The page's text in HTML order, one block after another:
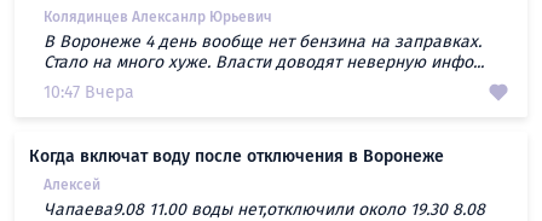
Колядинцев Алексанлр Юрьевич
В Воронеже 4 день вообще нет бензина на заправках.
Стало на много хуже. Власти доводят неверную инфо...
10:47 Вчера
Когда включат воду после отключения в Воронеже
Алексей
Чапаева9.08 11.00 воды нет,отключили около 19.30 8.08